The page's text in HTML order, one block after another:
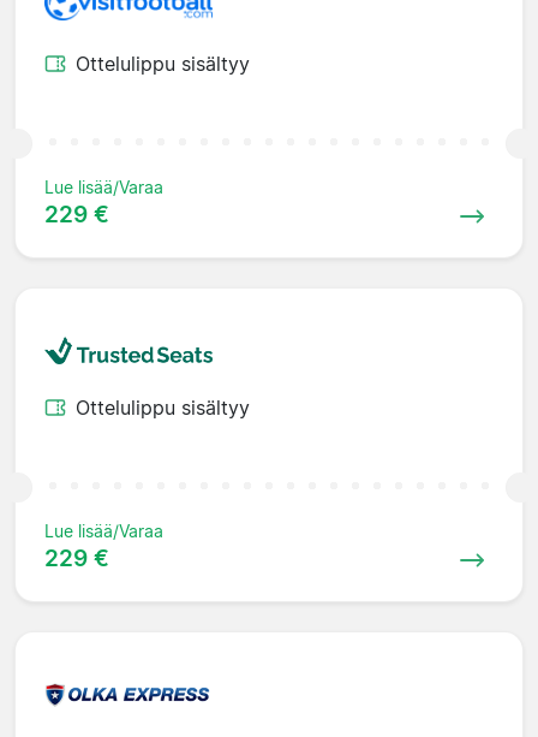
Ottelulippu sisältyy
Lue lisää/Varaa
229 €
Ottelulippu sisältyy
Lue lisää/Varaa
229 €